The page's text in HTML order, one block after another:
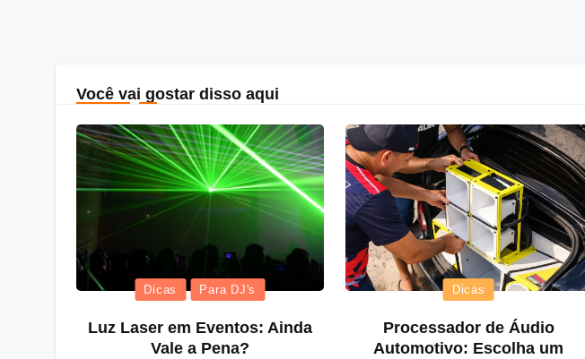
Você vai gostar disso aqui
Dicas Para DJ's
Luz Laser em Eventos: Ainda
Vale a Pena?
Dicas
Processador de Áudio
Automotivo: Escolha um